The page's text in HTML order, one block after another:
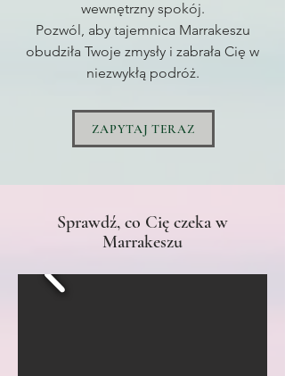
wewnętrzny spokój.
Pozwól, aby tajemnica Marrakeszu
obudziła Twoje zmysły i zabrała Cię w
niezwykłą podróż.
ZAPYTAJ TERAZ
Sprawdź, co Cię czeka w
Marrakeszu